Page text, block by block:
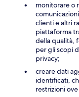
monitorare o
clienti e altri
piattaforma
della qualità,
per gli scopi
privacy;
creare dati
identificati,
restrizioni